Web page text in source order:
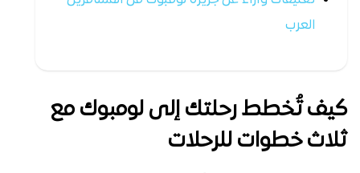
العرب
كيف تُخطط رحلتك إلى لومبوك مع
ثلاث خطوات للرحلات